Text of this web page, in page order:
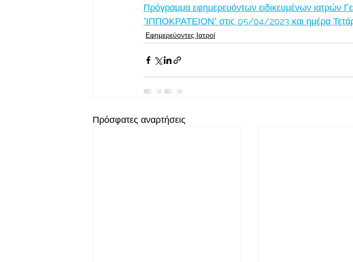
Πρόγραμμα εφημερευόντων ειδικευμένων ιατρών
"ΙΠΠΟΚΡΑΤΕΙΟΝ" στις 05/04/2023 και ημέρα
Εφημερεύοντες Ιατροί
Πρόσφατες αναρτήσεις